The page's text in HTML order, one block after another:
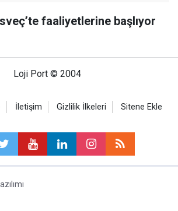
faaliyetlerine başlıyor
Loji Port © 2004
İletişim Gizlilik İlkeleri Sitene Ekle